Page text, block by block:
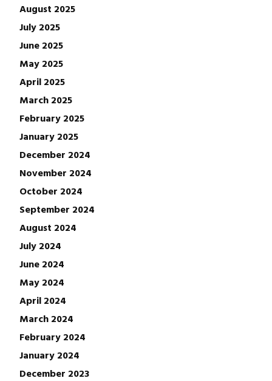
August 2025
July 2025
June 2025
May 2025
April 2025
March 2025
February 2025
January 2025
December 2024
November 2024
October 2024
September 2024
August 2024
July 2024
June 2024
May 2024
April 2024
March 2024
February 2024
January 2024
December 2023